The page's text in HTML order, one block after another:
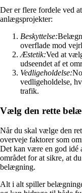
Der er flere fordele ved
anlægsprojekter:
Beskyttelse:
overflade mod
Æstetik:Ved at
udseendet af et
Vedligeholdelse:
vedligeholdelse,
trafik.
Vælg den rette
Når du skal vælge den
overveje faktorer som
Det kan være en god idé
området for at sikre, at
belægning.
Alt i alt spiller